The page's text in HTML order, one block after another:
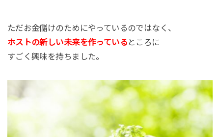
ただお金儲けのためにやっているのではなく、
ホストの新しい未来を作っている ところに
すごく興味を持ちました。